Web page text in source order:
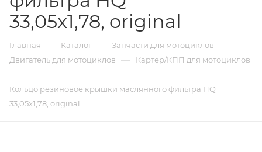
33,05x1,78, original
Главная — Каталог — Запчасти для мотоциклов —
Двигатель для мотоциклов — Картер/КПП для мотоциклов
—
Кольцо резиновое крышки маслянного фильтра HQ
33,05x1,78, original